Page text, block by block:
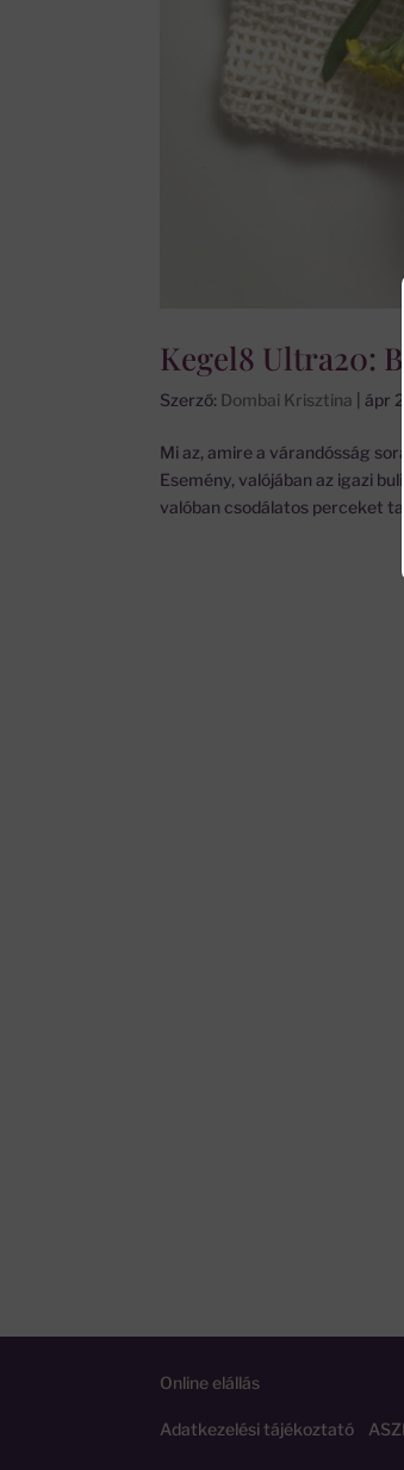
Kegel8 Ultra20:
Szerző: Dombai Krisztina |ápr
Mi az, amire a várandósság
Esemény, valójában az igazi
valóban csodálatos perceket
Online elállás
Adatkezelési tájékoztató